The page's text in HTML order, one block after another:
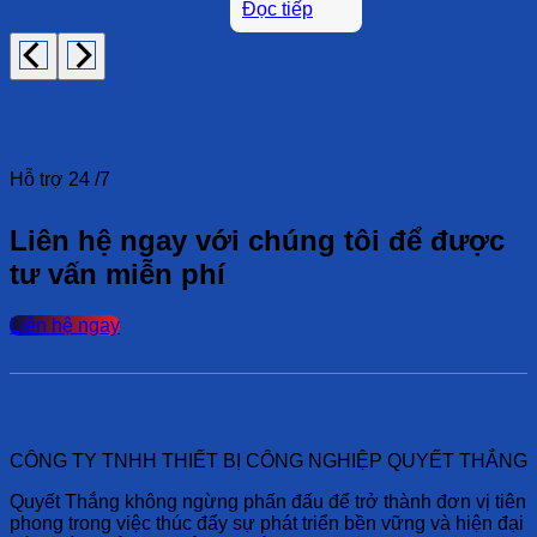
Đọc tiếp
Hỗ trợ 24 /7
Liên hệ ngay với chúng tôi để được
tư vấn miễn phí
Liên hệ ngay
CÔNG TY TNHH THIẾT BỊ CÔNG NGHIỆP QUYẾT THẮNG
Quyết Thắng không ngừng phấn đấu để trở thành đơn vị tiên
phong trong việc thúc đẩy sự phát triển bền vững và hiện đại